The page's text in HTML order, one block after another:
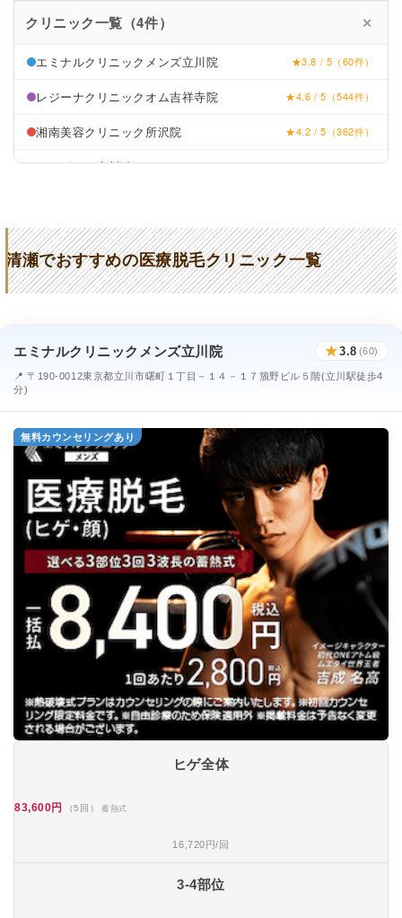
クリニック一覧（4件） ✕
エミナルクリニックメンズ立川院 ★3.8 / 5（60件）
レジーナクリニックオム吉祥寺院 ★4.6 / 5（544件）
湘南美容クリニック所沢院 ★4.2 / 5（362件）
メンズリゼ立川院 ★4.3 / 5（108件）
清瀬でおすすめの医療脱毛クリニック一覧
エミナルクリニックメンズ立川院 ★3.8 (60)
📍 〒190-0012東京都立川市曙町１丁目－１４－１７籏野ビル５階(立川駅徒歩4
分)
無料カウンセリングあり
ヒゲ全体
83,600円 （5回） 蓄熱式
16,720円/回
3-4部位